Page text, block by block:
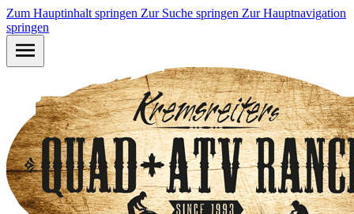
Zum Hauptinhalt springen Zur Suche springen Zur Hauptnavigation
springen